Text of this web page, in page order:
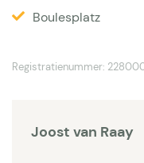
Das Haus ist hell
Spülmaschine,
ausgestattet.
Boulesplatz
Registratienummer:
Joost van Raay